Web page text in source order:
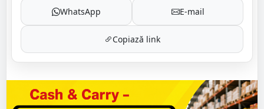
WhatsApp E-mail
Copiază link